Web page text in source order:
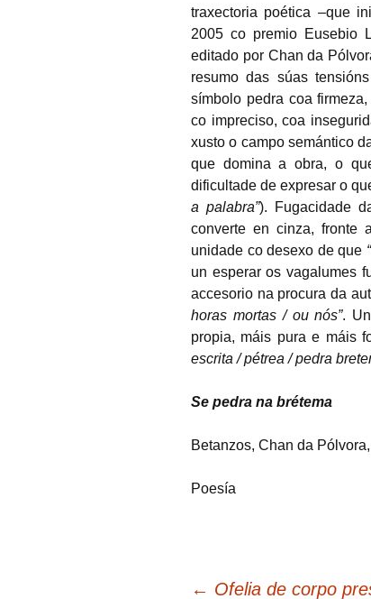
traxectoria poética –que
2005 co premio Eusebio
editado por Chan da
resumo das súas
símbolo pedra coa
co impreciso, coa
xusto o campo semántico
que domina a obra, o
dificultade de expresar o
a palabra”).
Fugacidade
converte en cinza, fronte
unidade co desexo de que
un esperar os vagalumes
accesorio na procura da
horas mortas / ou nós”.
propia, máis pura e máis
escrita / pétrea / pedra
Se pedra na brétema
Betanzos, Chan da
Poesía
← Ofelia de corpo